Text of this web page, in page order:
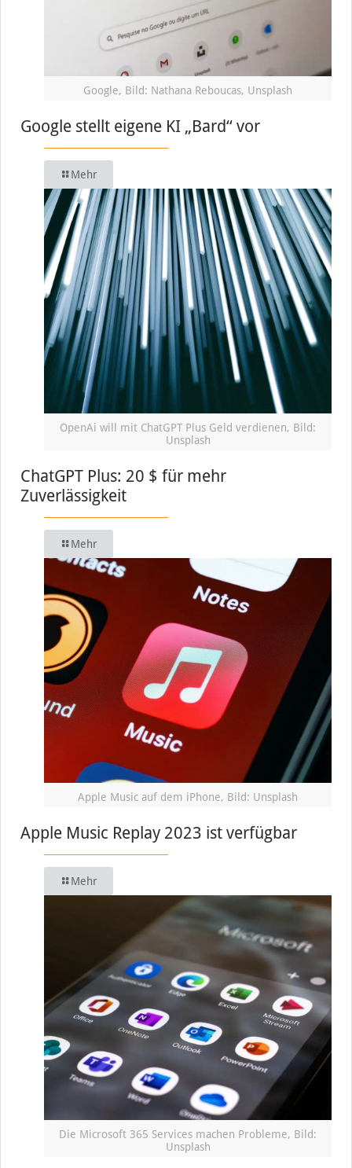
Google, Bild: Nathana Reboucas, Unsplash
Google stellt eigene KI „Bard“ vor
Mehr
OpenAi will mit ChatGPT Plus Geld verdienen, Bild:
Unsplash
ChatGPT Plus: 20 $ für mehr
Zuverlässigkeit
Mehr
Apple Music auf dem iPhone, Bild: Unsplash
Apple Music Replay 2023 ist verfügbar
Mehr
Die Microsoft 365 Services machen Probleme, Bild:
Unsplash